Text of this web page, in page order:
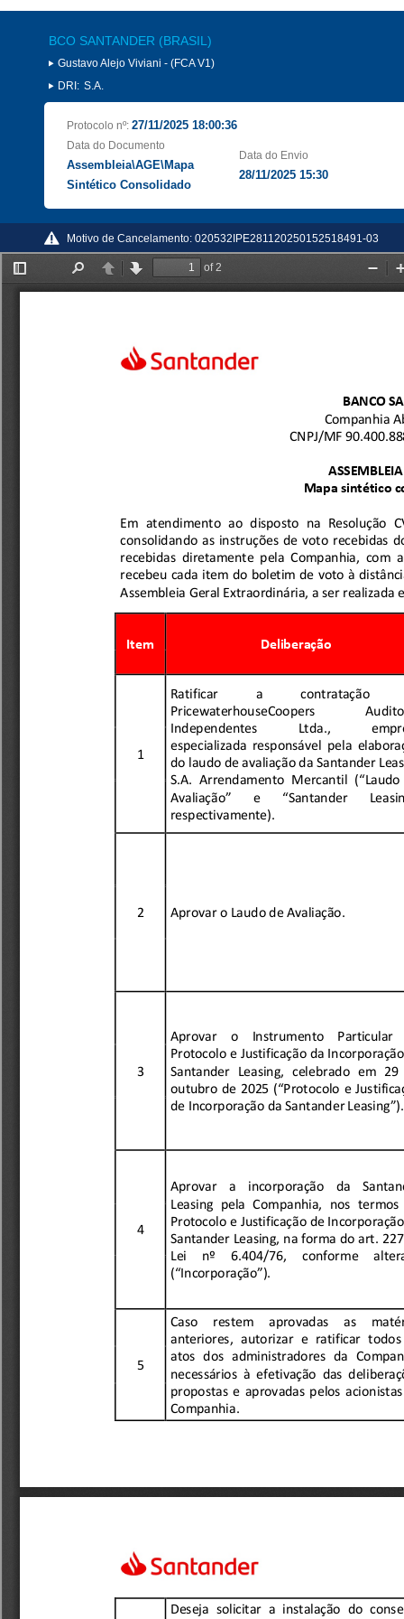
BCO SANTANDER (BRASIL)
Gustavo Alejo Viviani - (FCA V1)
DRI: S.A.
Protocolo nº: 27/11/2025 18:00:36
Data do Documento
Assembleia\AGE\Mapa
Sintético Consolidado
Data do Envio
28/11/2025 15:30
Motivo de Cancelamento: 020532IPE281120250152518491-03